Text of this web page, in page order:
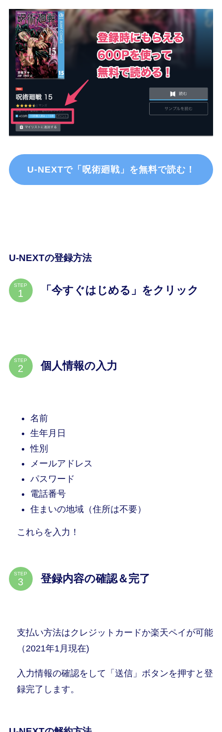
U-NEXTで「呪術廻戦」を無料で読む！
U-NEXTの登録方法
STEP 「今すぐはじめる」をクリック
STEP 個人情報の入力
名前
生年月日
性別
メールアドレス
パスワード
電話番号
住まいの地域（住所は不要）
これらを入力！
STEP 登録内容の確認＆完了
支払い方法はクレジットカードか楽天ペイが可能
（2021年1月現在)
入力情報の確認をして「送信」ボタンを押すと登
録完了します。